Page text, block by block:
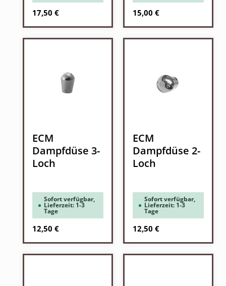
Regulärer Preis:
17,50 € Regulärer Preis:
15,00 €
ECM
Dampfdüse 3-
Loch
Sofort verfügbar,
Lieferzeit: 1-3
Tage
Regulärer Preis:
12,50 €
ECM
Dampfdüse 2-
Loch
Sofort verfügbar,
Lieferzeit: 1-3
Tage
Regulärer Preis:
12,50 €